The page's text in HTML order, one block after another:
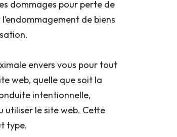
dommages pour perte de
de biens
envers vous pour tout
web, quelle que soit la
intentionnelle,
utiliser le site web. Cette
type.